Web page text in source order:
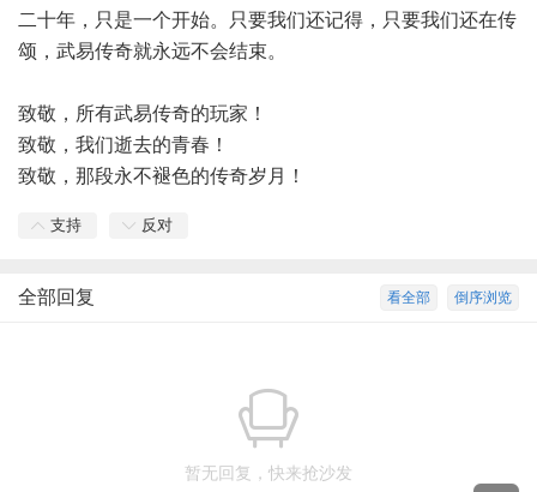
二十年，只是一个开始。只要我们还记得，只要我们还在传
颂，武易传奇就永远不会结束。
致敬，所有武易传奇的玩家！
致敬，我们逝去的青春！
致敬，那段永不褪色的传奇岁月！
支持 反对
倒序浏览
看全部
全部回复
暂无回复，快来抢沙发